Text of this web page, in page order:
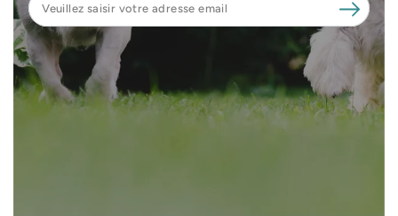
saisir
votre
adresse
email